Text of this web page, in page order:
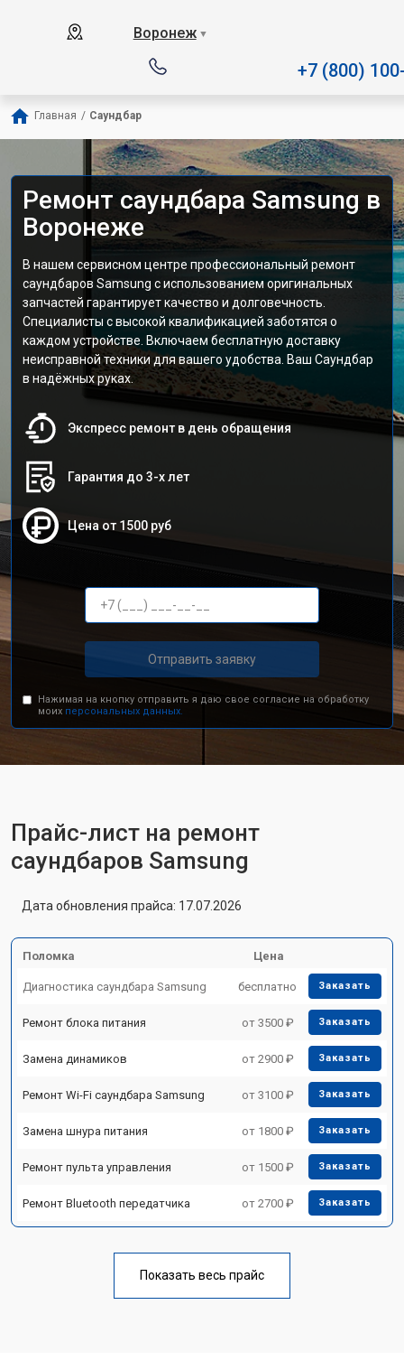
Воронеж ▼
+7 (800)
Главная / Саундбар
Ремонт саундбара Samsung в
Воронеже
В нашем сервисном центре профессиональный ремонт
саундбаров Samsung с использованием оригинальных
запчастей гарантирует качество и долговечность.
Специалисты с высокой квалификацией заботятся о
каждом устройстве. Включаем бесплатную доставку
неисправной техники для вашего удобства. Ваш Саундбар
в надёжных руках.
Экспресс ремонт в день обращения
Гарантия до 3-х лет
Цена от 1500 руб
Отправить заявку
Нажимая на кнопку отправить я даю свое согласие на обработку
моих персональных данных.
Прайс-лист на ремонт
саундбаров Samsung
Дата обновления прайса: 17.07.2026
Поломка Цена
Диагностика саундбара Samsung бесплатно Заказать
Ремонт блока питания от 3500 ₽ Заказать
Замена динамиков от 2900 ₽ Заказать
Ремонт Wi-Fi саундбара Samsung от 3100 ₽ Заказать
Замена шнура питания от 1800 ₽ Заказать
Ремонт пульта управления от 1500 ₽ Заказать
Ремонт Bluetooth передатчика от 2700 ₽ Заказать
Показать весь прайс